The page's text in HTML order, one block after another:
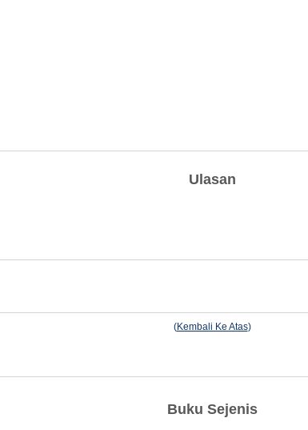
Ulasan
(Kembali Ke Atas)
Buku Sejenis